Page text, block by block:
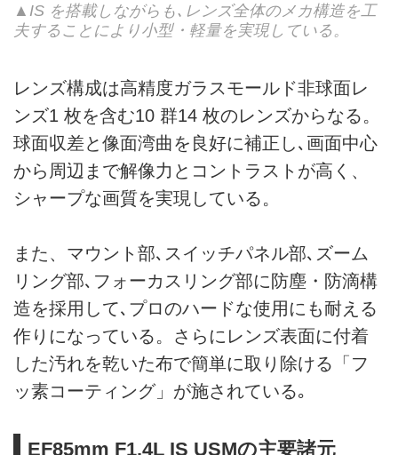
▲IS を搭載しながらも､レンズ全体のメカ構造を工
夫することにより小型・軽量を実現している。
レンズ構成は高精度ガラスモールド非球面レ
ンズ1 枚を含む10 群14 枚のレンズからなる。
球面収差と像面湾曲を良好に補正し､画面中心
から周辺まで解像力とコントラストが高く、
シャープな画質を実現している。
また、マウント部､スイッチパネル部､ズーム
リング部､フォーカスリング部に防塵・防滴構
造を採用して､プロのハードな使用にも耐える
作りになっている。さらにレンズ表面に付着
した汚れを乾いた布で簡単に取り除ける「フ
ッ素コーティング」が施されている｡
EF85mm F1.4L IS USMの主要諸元